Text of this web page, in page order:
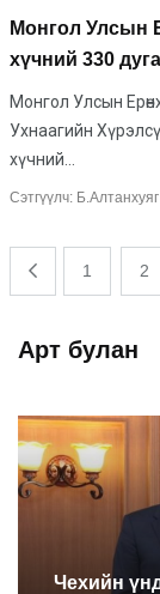
Монгол Улсын
хүчний 330
Монгол Улсын
Ухнаагийн
хүчний...
Сэтгүүлч: Б.Алтанхуяг
1 2
Арт булан
Чехийн